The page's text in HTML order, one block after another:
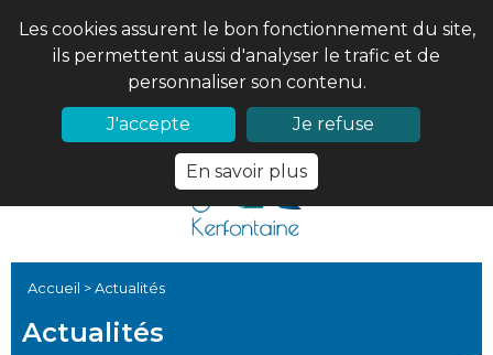
Les cookies assurent le bon fonctionnement du site,
ils permettent aussi d'analyser le trafic et de
personnaliser son contenu.
J'accepte
Je refuse
En savoir plus
02 97 56 61 18
Accueil >Actualités
Actualités